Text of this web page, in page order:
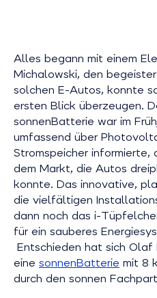
Alles begann mit einem
Michalowski, den
solchen E-Autos, konnte
ersten Blick überzeugen.
sonnenBatterie war im
umfassend über
Stromspeicher
dem Markt, die Autos
konnte. Das innovative,
die vielfältigen
dann noch das i-
für ein sauberes
Entschieden hat sich
eine sonnenBatterie mit 8
durch den sonnen